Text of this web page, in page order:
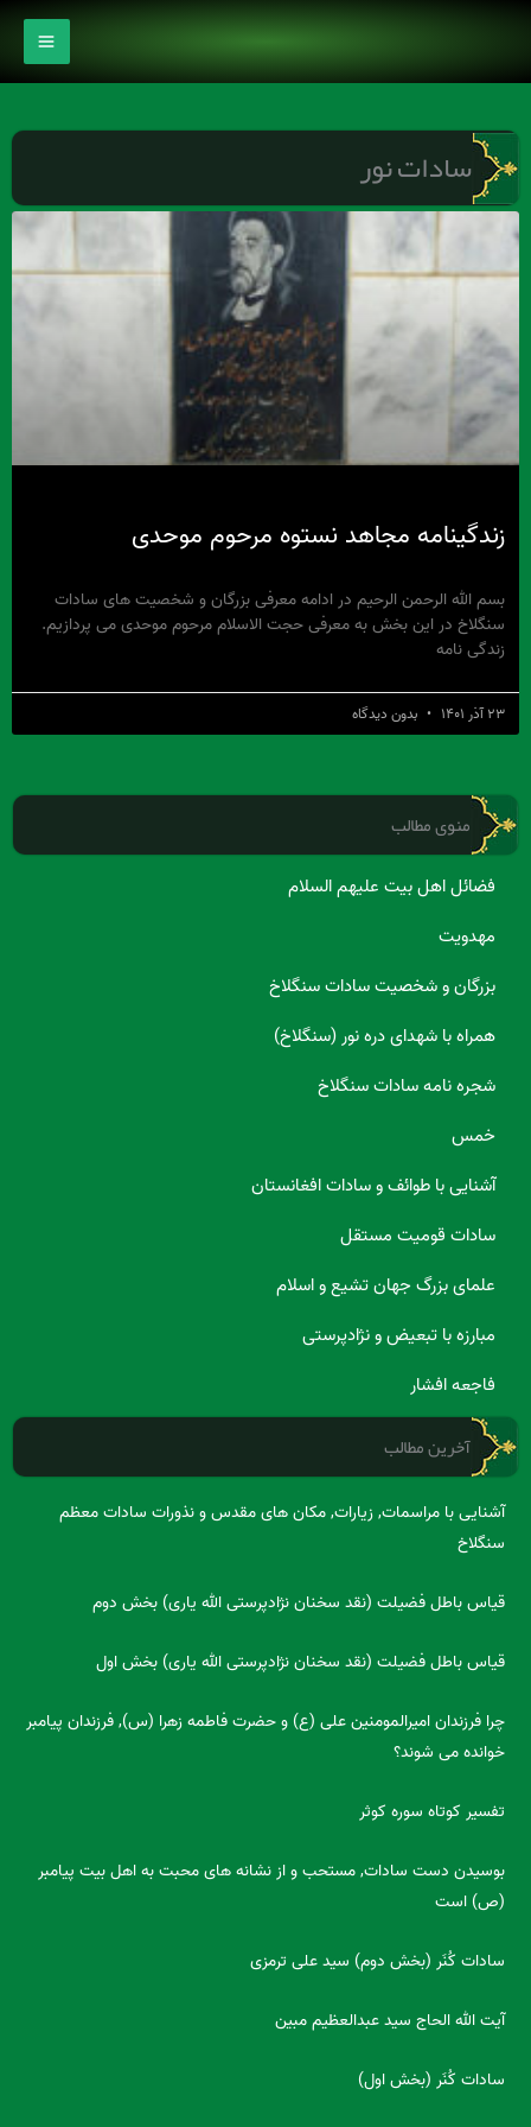
محتوا
سادات نور
زندگینامه مجاهد نستوه مرحوم موحدی
بسم الله الرحمن الرحیم در ادامه معرفی بزرگان و شخصیت های سادات
سنگلاخ در این بخش به معرفی حجت الاسلام مرحوم موحدی می پردازیم.
زندگی نامه
۲۳ آذر ۱۴۰۱ بدون دیدگاه
منوی مطالب
فضائل اهل بیت علیهم السلام
مهدویت
بزرگان و شخصیت سادات سنگلاخ
همراه با شهدای دره نور (سنگلاخ)
شجره نامه سادات سنگلاخ
خمس
آشنایی با طوائف و سادات افغانستان
سادات قومیت مستقل
علمای بزرگ جهان تشیع و اسلام
مبارزه با تبعیض و نژادپرستی
فاجعه افشار
آخرین مطالب
آشنایی با مراسمات, زیارات, مکان های مقدس و نذورات سادات معظم
سنگلاخ
قیاس باطل فضیلت (نقد سخنان نژادپرستی الله یاری) بخش دوم
قیاس باطل فضیلت (نقد سخنان نژادپرستی الله یاری) بخش اول
چرا فرزندان امیرالمومنین علی (ع) و حضرت فاطمه زهرا (س), فرزندان پیامبر
خوانده می شوند؟
تفسیر کوتاه سوره کوثر
بوسیدن دست سادات, مستحب و از نشانه های محبت به اهل بیت پیامبر
(ص) است
سادات کُنَر (بخش دوم) سید علی ترمزی
آیت الله الحاج سید عبدالعظیم مبین
سادات کُنَر (بخش اول)